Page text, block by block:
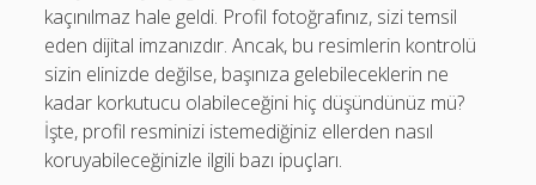
kaçınılmaz hale geldi. Profil fotoğrafınız, sizi temsil
eden dijital imzanızdır. Ancak, bu resimlerin kontrolü
sizin elinizde değilse, başınıza gelebileceklerin ne
kadar korkutucu olabileceğini hiç düşündünüz mü?
İşte, profil resminizi istemediğiniz ellerden nasıl
koruyabileceğinizle ilgili bazı ipuçları.